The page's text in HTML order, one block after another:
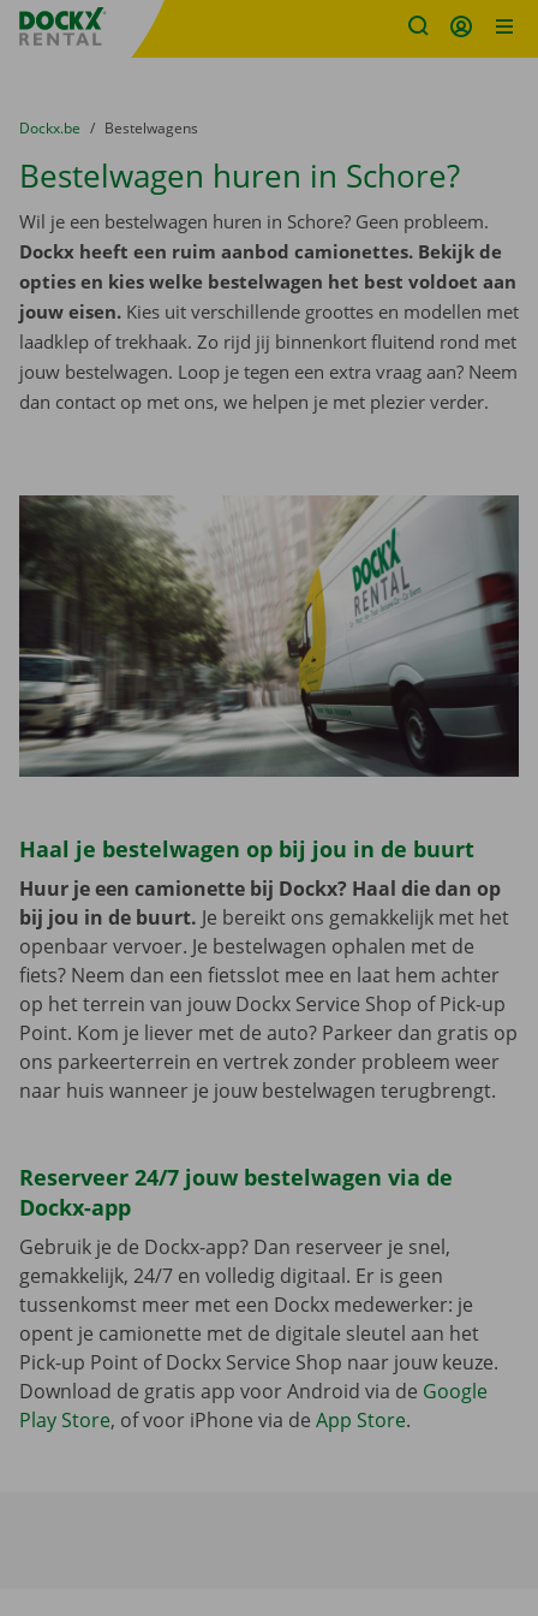
Fratello DEMO
U bevindt zich hier:
van
Dockx.be naar
Bestelwagens
Bestelwagen huren in Schore?
Wil je een bestelwagen huren in Schore? Geen probleem.
Dockx heeft een ruim aanbod camionettes. Bekijk de
opties en kies welke bestelwagen het best voldoet aan
jouw eisen. Kies uit verschillende groottes en modellen met
laadklep of trekhaak. Zo rijd jij binnenkort fluitend rond met
jouw bestelwagen. Loop je tegen een extra vraag aan? Neem
dan contact op met ons, we helpen je met plezier verder.
Haal je bestelwagen op bij jou in de buurt
Huur je een camionette bij Dockx? Haal die dan op
bij jou in de buurt. Je bereikt ons gemakkelijk met het
openbaar vervoer. Je bestelwagen ophalen met de
fiets? Neem dan een fietsslot mee en laat hem achter
op het terrein van jouw Dockx Service Shop of Pick-up
Point. Kom je liever met de auto? Parkeer dan gratis op
ons parkeerterrein en vertrek zonder probleem weer
naar huis wanneer je jouw bestelwagen terugbrengt.
Reserveer 24/7 jouw bestelwagen via de
Dockx-app
Gebruik je de Dockx-app? Dan reserveer je snel,
gemakkelijk, 24/7 en volledig digitaal. Er is geen
tussenkomst meer met een Dockx medewerker: je
opent je camionette met de digitale sleutel aan het
Pick-up Point of Dockx Service Shop naar jouw keuze.
Download de gratis app voor Android via de Google
Play Store, of voor iPhone via de App Store.